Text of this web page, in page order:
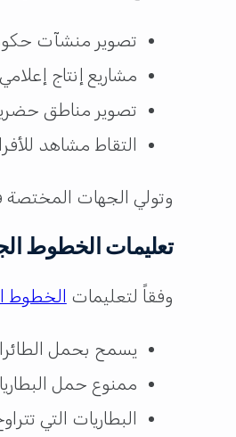
تصوير منشآت
مشاريع إنتاج
تصوير مناطق
التقاط مشاهد
وتولي الجهات المختصة
تعليمات الخطوط
وفقاً لتعليمات الخطوط
يسمح بحمل
ممنوع حمل البطاريات التي تزيد قدرتها عن
البطاريات التي تتراوح قدرتها بين 100 و160 واط/ساعة تتطلب